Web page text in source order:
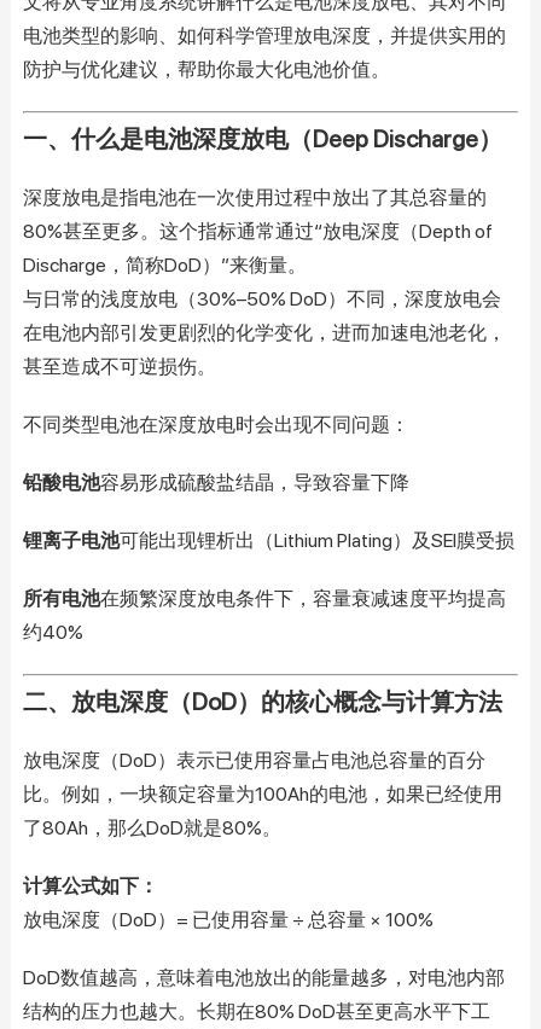
电池类型的影响、如何科学管理放电深度，并提供实用的
防护与优化建议，帮助你最大化电池价值。
一、什么是电池深度放电（Deep Discharge）
深度放电是指电池在一次使用过程中放出了其总容量的
80%甚至更多。这个指标通常通过“放电深度（Depth of
Discharge，简称DoD）”来衡量。
与日常的浅度放电（30%–50% DoD）不同，深度放电会
在电池内部引发更剧烈的化学变化，进而加速电池老化，
甚至造成不可逆损伤。
不同类型电池在深度放电时会出现不同问题：
铅酸电池容易形成硫酸盐结晶，导致容量下降
锂离子电池可能出现锂析出（Lithium Plating）及SEI膜受损
所有电池在频繁深度放电条件下，容量衰减速度平均提高
约40%
二、放电深度（DoD）的核心概念与计算方法
放电深度（DoD）表示已使用容量占电池总容量的百分
比。例如，一块额定容量为100Ah的电池，如果已经使用
了80Ah，那么DoD就是80%。
计算公式如下：
放电深度（DoD）= 已使用容量 ÷ 总容量 × 100%
DoD数值越高，意味着电池放出的能量越多，对电池内部
结构的压力也越大。长期在80% DoD甚至更高水平下工